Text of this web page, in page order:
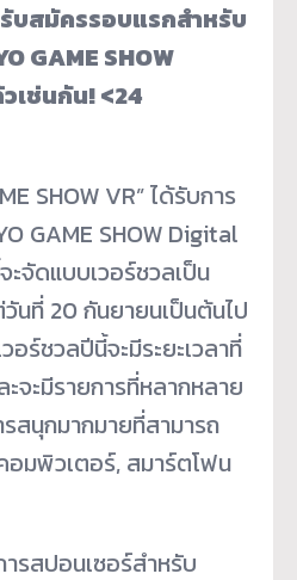
บสมัครรอบแรกสำหรับ
GAME SHOW
เช่นกัน! <24
SHOW VR” ได้รับการ
GAME SHOW Digital
ะจัดแบบเวอร์ชวลเป็น
วันที่ 20 กันยายนเป็นต้นไป
อร์ชวลปีนี้จะมีระยะเวลาที่
ะจะมีรายการที่หลากหลาย
สนุกมากมายที่สามารถ
อมพิวเตอร์, สมาร์ตโฟน
รสปอนเซอร์สำหรับ